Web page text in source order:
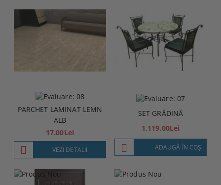
PARCHET LAMINAT LEMN
ALB
17.00Lei
VEZI DETALII
SET GRĂDINĂ
1,119.00Lei
ADAUGĂ ÎN COŞ